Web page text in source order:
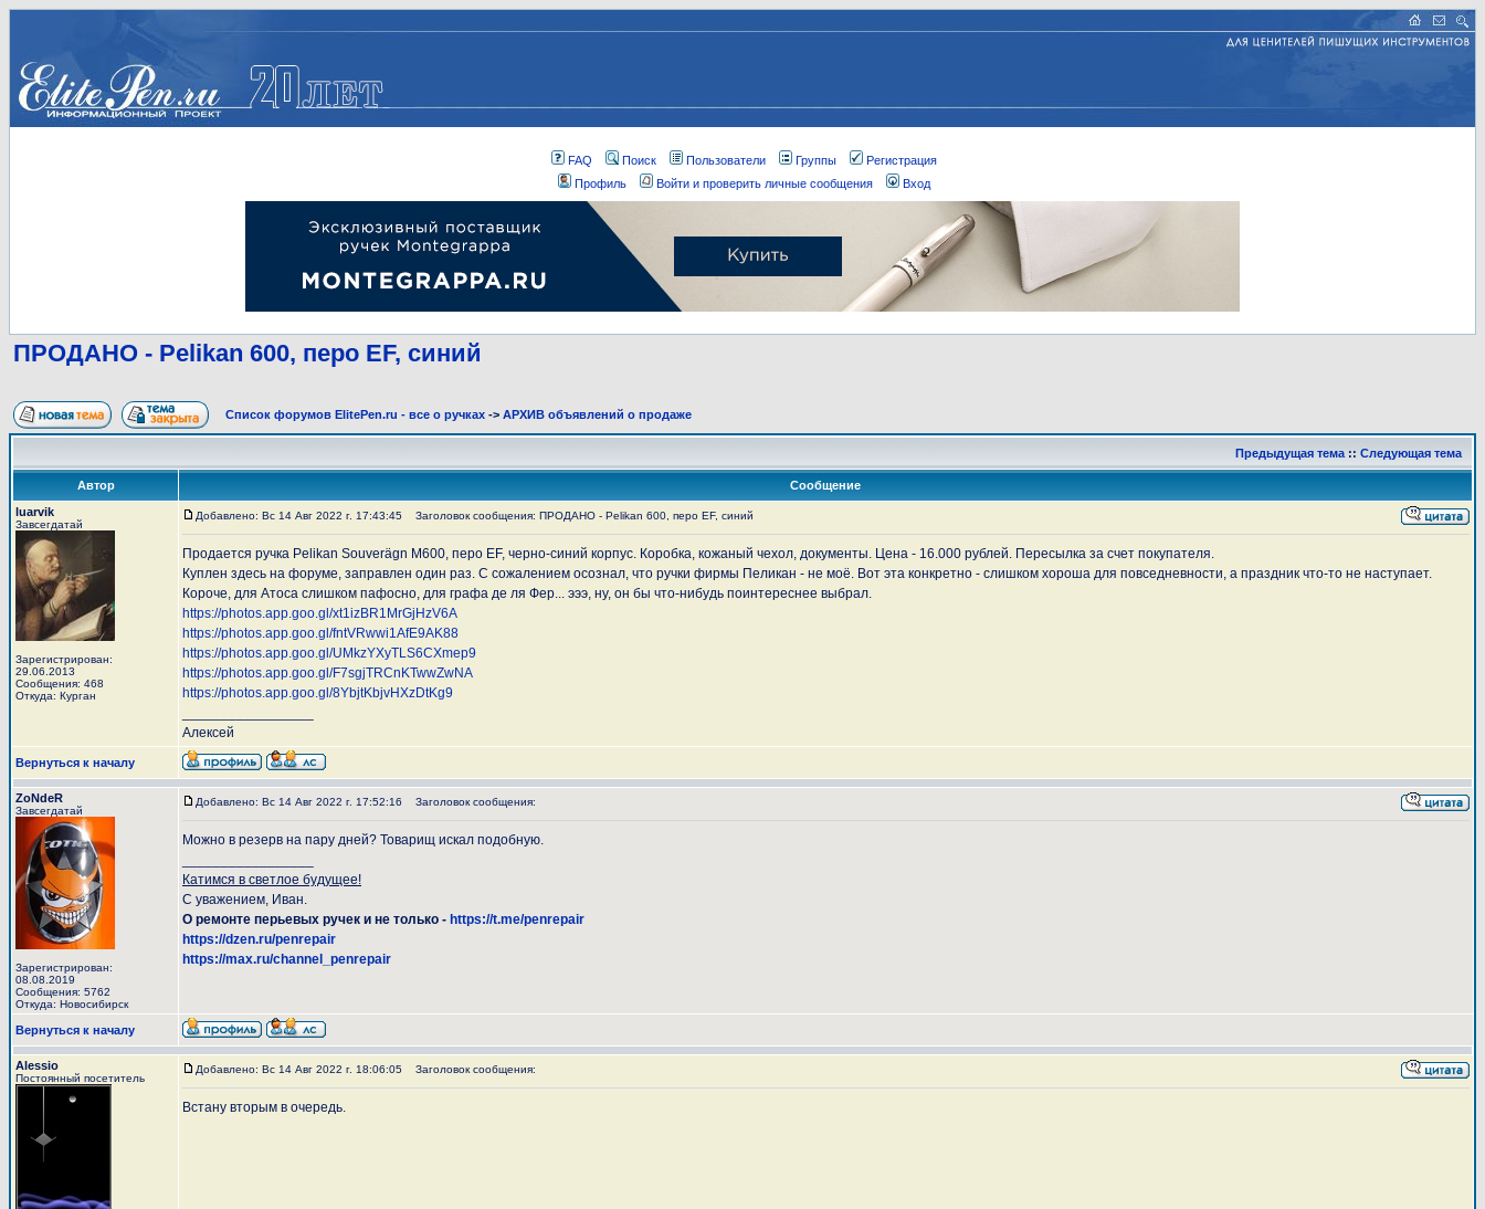
FAQ Поиск Пользователи Группы
Регистрация
Профиль
Войти и проверить личные сообщения Вход
ПРОДАНО - Pelikan 600, перо EF, синий
Список форумов ElitePen.ru - все о ручках -> АРХИВ объявлений о продаже
Предыдущая тема :: Следующая тема
Автор
Сообщение
luarvik
Завсегдатай
Зарегистрирован:
29.06.2013
Сообщения: 468
Откуда: Курган
Добавлено: Вс 14 Авг 2022 г. 17:43:45 Заголовок сообщения: ПРОДАНО - Pelikan 600, перо EF, синий
Продается ручка Pelikan Souverägn M600, перо EF, черно-синий корпус. Коробка, кожаный чехол, документы. Цена - 16.000 рублей. Пересылка за счет покупателя.
Куплен здесь на форуме, заправлен один раз. С сожалением осознал, что ручки фирмы Пеликан - не моё. Вот эта конкретно - слишком хороша для повседневности, а праздник что-то не наступает.
Короче, для Атоса слишком пафосно, для графа де ля Фер... эээ, ну, он бы что-нибудь поинтереснее выбрал.
https://photos.app.goo.gl/xt1izBR1MrGjHzV6A
https://photos.app.goo.gl/fntVRwwi1AfE9AK88
https://photos.app.goo.gl/UMkzYXyTLS6CXmep9
https://photos.app.goo.gl/F7sgjTRCnKTwwZwNA
https://photos.app.goo.gl/8YbjtKbjvHXzDtKg9
Алексей
Вернуться к началу
ZoNdeR
Завсегдатай
Зарегистрирован:
08.08.2019
Сообщения: 5762
Откуда: Новосибирск
Добавлено: Вс 14 Авг 2022 г. 17:52:16 Заголовок сообщения:
Можно в резерв на пару дней? Товарищ искал подобную.
Катимся в светлое будущее!
С уважением, Иван.
О ремонте перьевых ручек и не только - https://t.me/penrepair
https://dzen.ru/penrepair
https://max.ru/channel_penrepair
Вернуться к началу
Alessio
Постоянный посетитель
Добавлено: Вс 14 Авг 2022 г. 18:06:05 Заголовок сообщения:
Встану вторым в очередь.